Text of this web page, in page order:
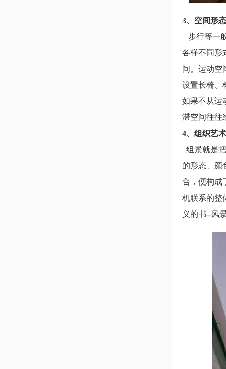
3、空间形态
步行等一
各样不同形
间。运动空
设置长椅、
如果不从运
滞空间往往
4、组织艺术
组景就是把
的形态、颜
合，便构成
机联系的整
义的书--风